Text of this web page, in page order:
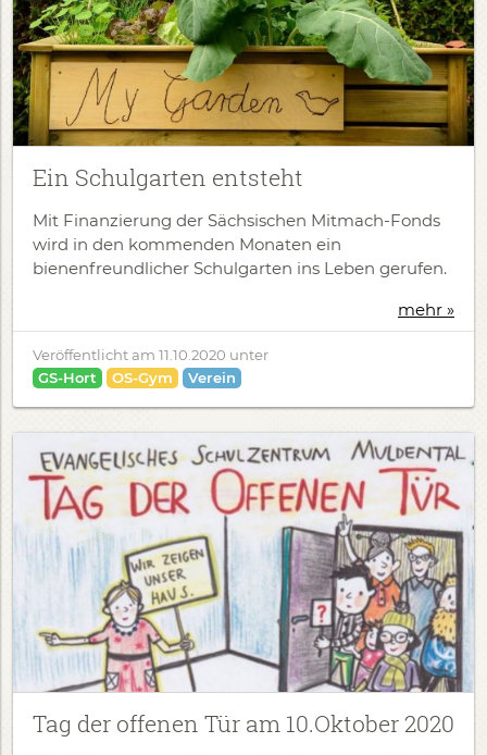
Ein Schulgarten entsteht
Mit Finanzierung der Sächsischen Mitmach-Fonds
wird in den kommenden Monaten ein
bienenfreundlicher Schulgarten ins Leben gerufen.
mehr »
Veröffentlicht am 11.10.2020 unter
GS-Hort
OS-Gym Verein
Tag der offenen Tür am 10.Oktober 2020